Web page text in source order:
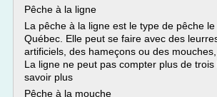
Pêche à la ligne
La pêche à la ligne est le type de pêche
Québec. Elle peut se faire avec des
artificiels, des hameçons ou des
La ligne ne peut pas compter plus de trois
savoir plus
Pêche à la mouche